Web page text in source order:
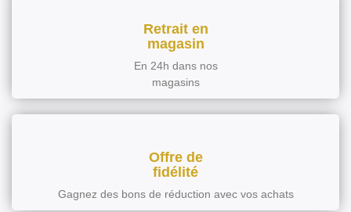
Retrait en
magasin
En 24h dans nos
magasins
Offre de
fidélité
Gagnez des bons de réduction avec vos achats